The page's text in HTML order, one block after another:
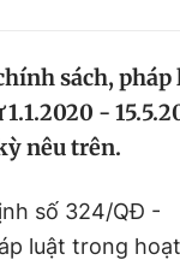
sách, pháp
-
nêu trên.
số 324/QĐ -
luật trong